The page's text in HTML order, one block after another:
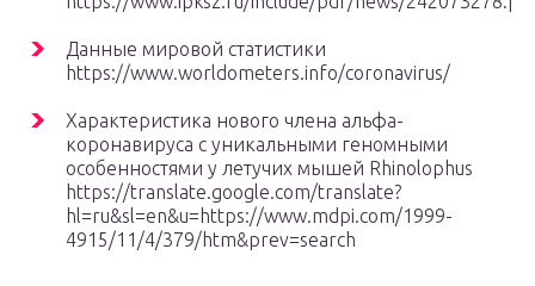
Данные мировой статистики
https://www.worldometers.info/coronavirus/
Характеристика нового члена альфа-
коронавируса с уникальными геномными
особенностями у летучих мышей Rhinolophus
https://translate.google.com/translate?
hl=ru&sl=en&u=https://www.mdpi.com/1999-
4915/11/4/379/htm&prev=search